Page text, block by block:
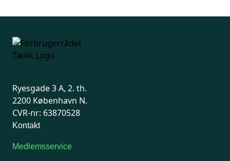
Ryesgade 3 A, 2. th.
2200 København N.
CVR-nr: 63870528
Kontakt
Medlemsservice